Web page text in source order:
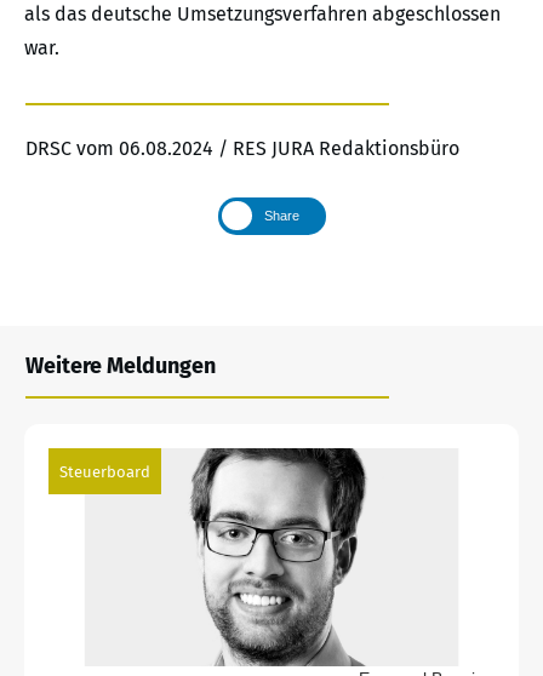
als das deutsche Umsetzungsverfahren abgeschlossen
war.
DRSC vom 06.08.2024 / RES JURA Redaktionsbüro
Share
Weitere Meldungen
Steuerboard